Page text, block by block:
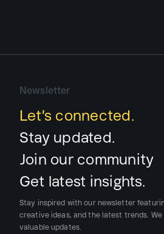
Newsletter
Let’s connected.
Stay updated.
Join our community
Get latest insights.
Stay inspired with our newsletter
creative ideas, and the latest trends.
valuable updates.